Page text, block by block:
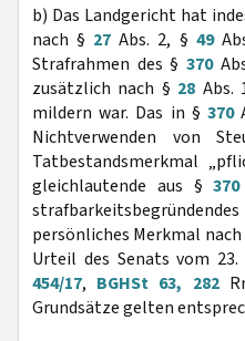
b) Das Landgericht hat
nach § 27 Abs. 2, § 49
Strafrahmen des § 370
zusätzlich nach § 28
mildern war. Das in § 370
Nichtverwenden von
Tatbestandsmerkmal
gleichlautende aus §370
persönliches Merkmal nach
Urteil des Senats vom
454/17, BGHSt 63, 282
Grundsätze gelten